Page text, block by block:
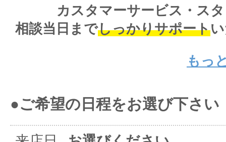
カスタマーサービス・ス
相談当日までしっかりサポート
もっ
●ご希望の日程をお選び下さい